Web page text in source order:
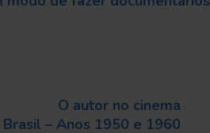
O autor no cinema
– Anos 1950 e 1960